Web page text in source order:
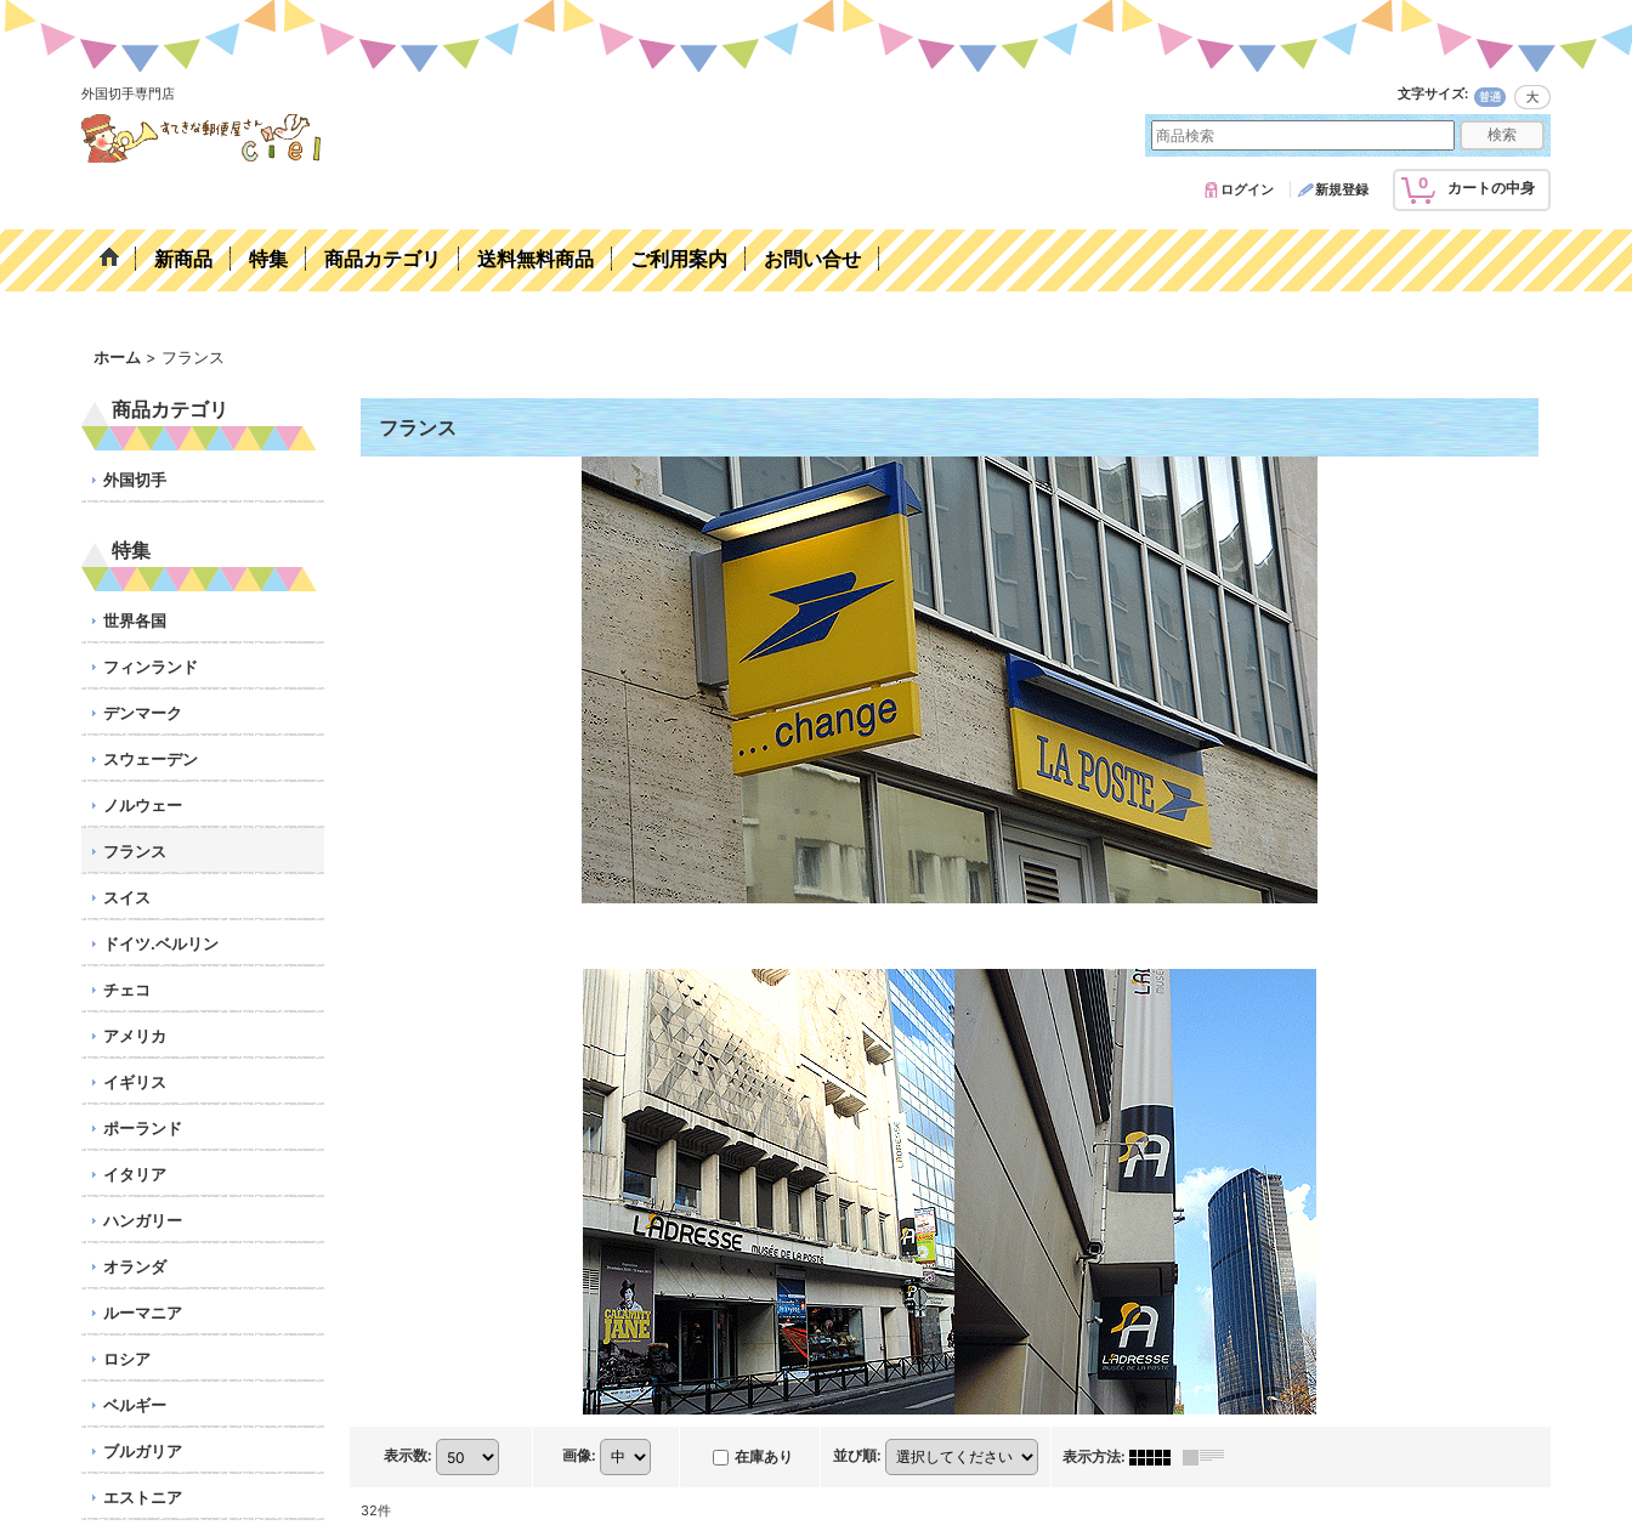
外国切手専門店 文字サイズ:
0 カートの中身
ログイン 新規登録
新商品 特集 商品カテゴリ 送料無料商品 ご利用案内 お問い合せ
ホーム > フランス
商品カテゴリ
外国切手
特集
世界各国
フィンランド
デンマーク
スウェーデン
ノルウェー
フランス
スイス
ドイツ.ベルリン
チェコ
アメリカ
イギリス
ポーランド
イタリア
ハンガリー
オランダ
ルーマニア
ロシア
ベルギー
ブルガリア
エストニア
フランス
表示数: 画像: 在庫あり 並び順: 表示方法:
32件